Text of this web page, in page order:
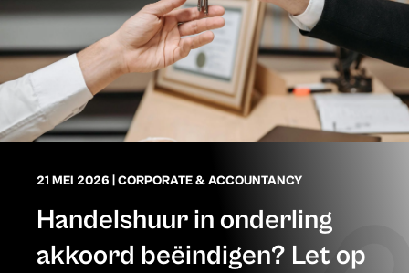
21 MEI 2026 CORPORATE & ACCOUNTANCY
Handelshuur in onderling
akkoord beëindigen? Let op